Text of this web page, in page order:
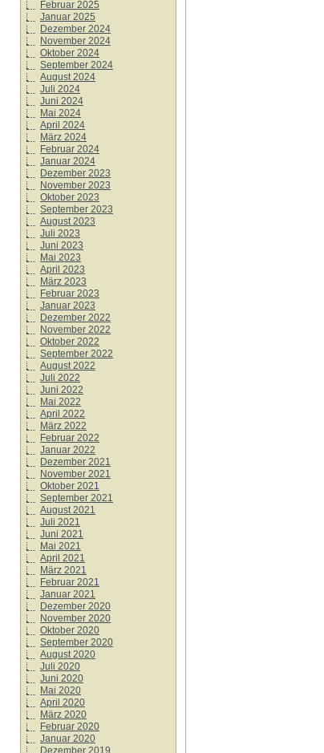
Februar 2025
Januar 2025
Dezember 2024
November 2024
Oktober 2024
September 2024
August 2024
Juli 2024
Juni 2024
Mai 2024
April 2024
März 2024
Februar 2024
Januar 2024
Dezember 2023
November 2023
Oktober 2023
September 2023
August 2023
Juli 2023
Juni 2023
Mai 2023
April 2023
März 2023
Februar 2023
Januar 2023
Dezember 2022
November 2022
Oktober 2022
September 2022
August 2022
Juli 2022
Juni 2022
Mai 2022
April 2022
März 2022
Februar 2022
Januar 2022
Dezember 2021
November 2021
Oktober 2021
September 2021
August 2021
Juli 2021
Juni 2021
Mai 2021
April 2021
März 2021
Februar 2021
Januar 2021
Dezember 2020
November 2020
Oktober 2020
September 2020
August 2020
Juli 2020
Juni 2020
Mai 2020
April 2020
März 2020
Februar 2020
Januar 2020
Dezember 2019